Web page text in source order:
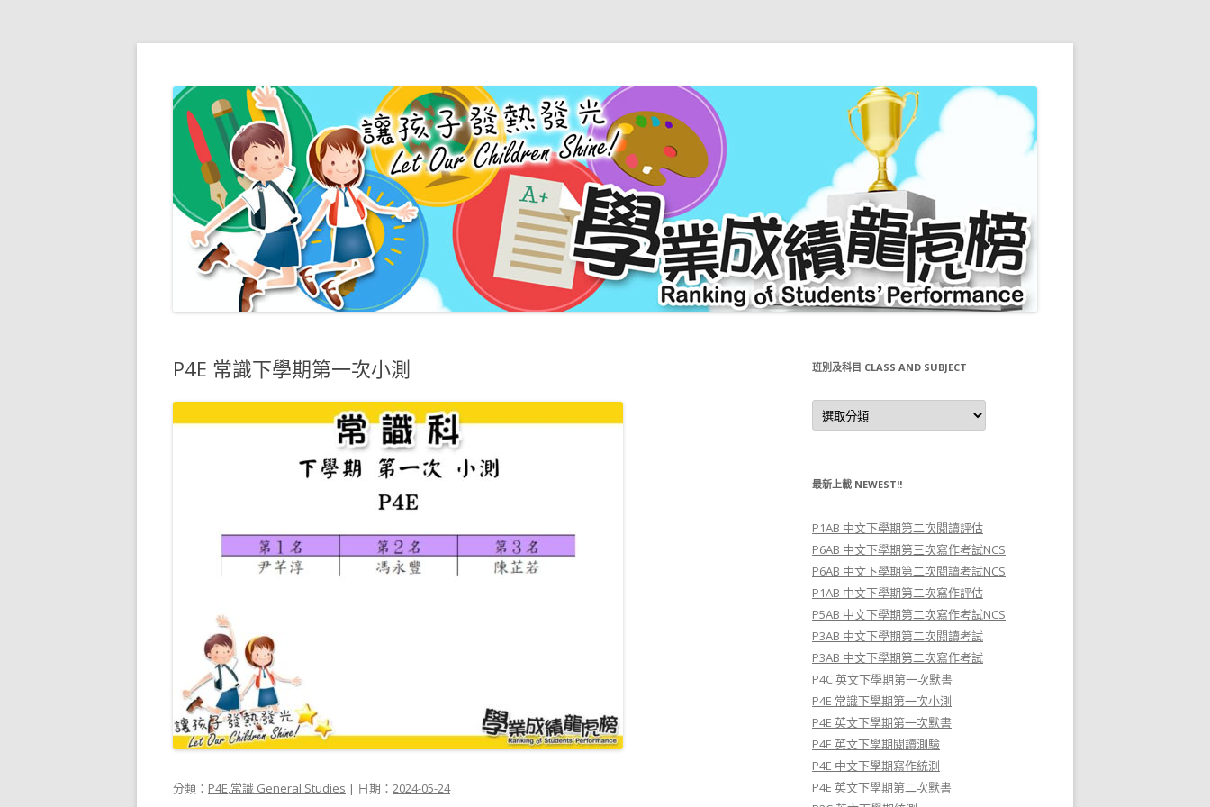
嗇色園主辦可譽中學暨可譽小學 – 小學龍虎榜
P4E 常識下學期第一次小測
分類： P4E,常識 General Studies | 日期： 2024-05-24
班別及科目 CLASS AND SUBJECT
班
別
及
l
a
a
n
d
S
u
b
j
e
c
t
最新上載 NEWEST!!
P1AB 中文下學期第二次閱讀評估
P6AB 中文下學期第三次寫作考試NCS
P6AB 中文下學期第二次閱讀考試NCS
P1AB 中文下學期第二次寫作評估
P5AB 中文下學期第二次寫作考試NCS
P3AB 中文下學期第二次閱讀考試
P3AB 中文下學期第二次寫作考試
P4C 英文下學期第一次默書
P4E 常識下學期第一次小測
P4E 英文下學期第一次默書
P4E 英文下學期閱讀測驗
P4E 中文下學期寫作統測
P4E 英文下學期第二次默書